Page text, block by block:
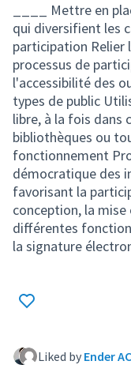
____ Mettre en
qui diversifient les
participation Relier
processus de
l'accessibilité des
types de public
libre, à la fois dans
bibliothèques ou
fonctionnement
démocratique des
favorisant la
conception, la
différentes
la signature
Liked by Ender